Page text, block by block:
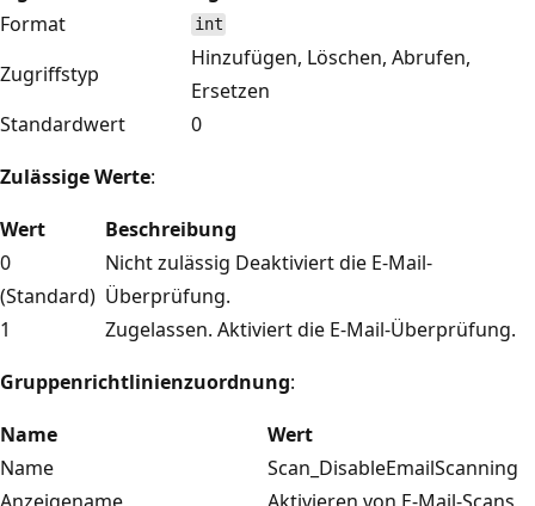
Format
int
Zugriffstyp
Hinzufügen, Löschen, Abrufen,
Ersetzen
Standardwert
0
Zulässige Werte:
Wert
Beschreibung
0
(Standard)
Nicht zulässig Deaktiviert die E-Mail-
Überprüfung.
1
Zugelassen. Aktiviert die E-Mail-Überprüfung.
Gruppenrichtlinienzuordnung:
Name
Wert
Name
Scan_DisableEmailScanning
Anzeigename
Aktivieren von E-Mail-Scans